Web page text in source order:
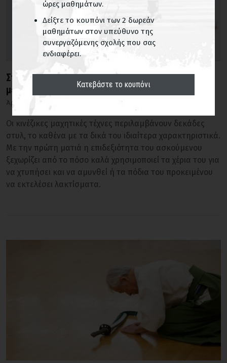
Ad libitum... από την Σοφία Ξυγαλά
Στάσεις και Βηματισμοί: Η σημασία των
μετακινήσεων στις κινέζικες μαχητικές τέχνες
Άρθρα
Οι κινέζικες μαχητικές τέχνες περιλαμβάνουν δεκάδες
στυλ, το καθένα με τα δικά του ιδιαίτερα χαρακτηριστικά.
Με την πρώτη ματιά η επιδεξιότητα του ασκούμενου
ξεχωρίζει από το πόσο καλά χρησιμοποιεί τα χέρια του για
να χτυπήσει και να αμυνθεί ή τα πόδια του προκειμένου
να εκτελέσει λακτίσματα.
ώρες μαθημάτων.
Δείξτε το κουπόνι των 2 δωρεάν
μαθημάτων στον υπεύθυνο της
συνεργαζόμενης σχολής που σας
ενδιαφέρει.
Κατεβάστε το κουπόνι